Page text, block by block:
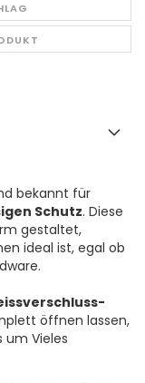
bekannt für
Schutz. Diese
gestaltet,
ideal ist, egal ob
öffnen lassen,
um Vieles